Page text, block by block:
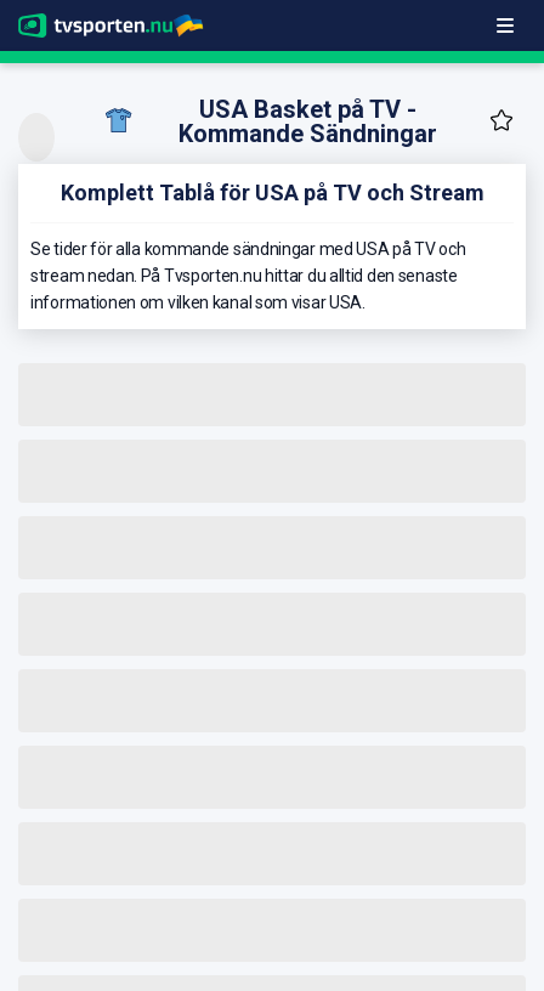
USA Basket på TV -
Kommande Sändningar
Komplett Tablå för USA på TV och Stream
Se tider för alla kommande sändningar med USA på TV och
stream nedan. På Tvsporten.nu hittar du alltid den senaste
informationen om vilken kanal som visar USA.